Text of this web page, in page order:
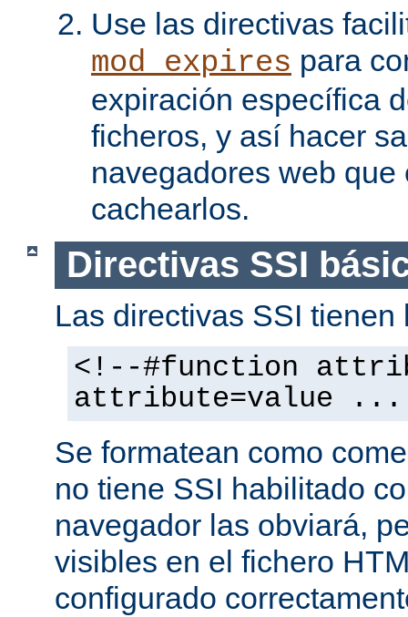
Use las directivas
mod_expires para
expiración específica
ficheros, y así hacer
navegadores web que
cachearlos.
Directivas SSI
Las directivas SSI
<!--#function
attribute=value
Se formatean como
no tiene SSI habilitado
navegador las obviará,
visibles en el fichero
configurado